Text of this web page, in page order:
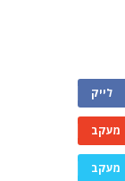
לייק
מעקב
מעקב